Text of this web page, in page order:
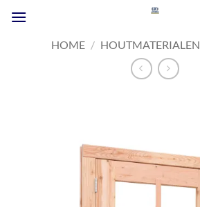
naar
HOME / HOUTMATERIALEN